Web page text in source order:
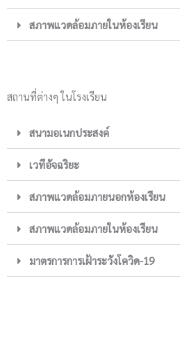
สภาพแวดล้อมภายในห้องเรียน
สถานที่ต่างๆ ในโรงเรียน
สนามอเนกประสงค์
เวทีอัจฉริยะ
สภาพแวดล้อมภายนอกห้องเรียน
สภาพแวดล้อมภายในห้องเรียน
มาตรการการเฝ้าระวังโควิด-19